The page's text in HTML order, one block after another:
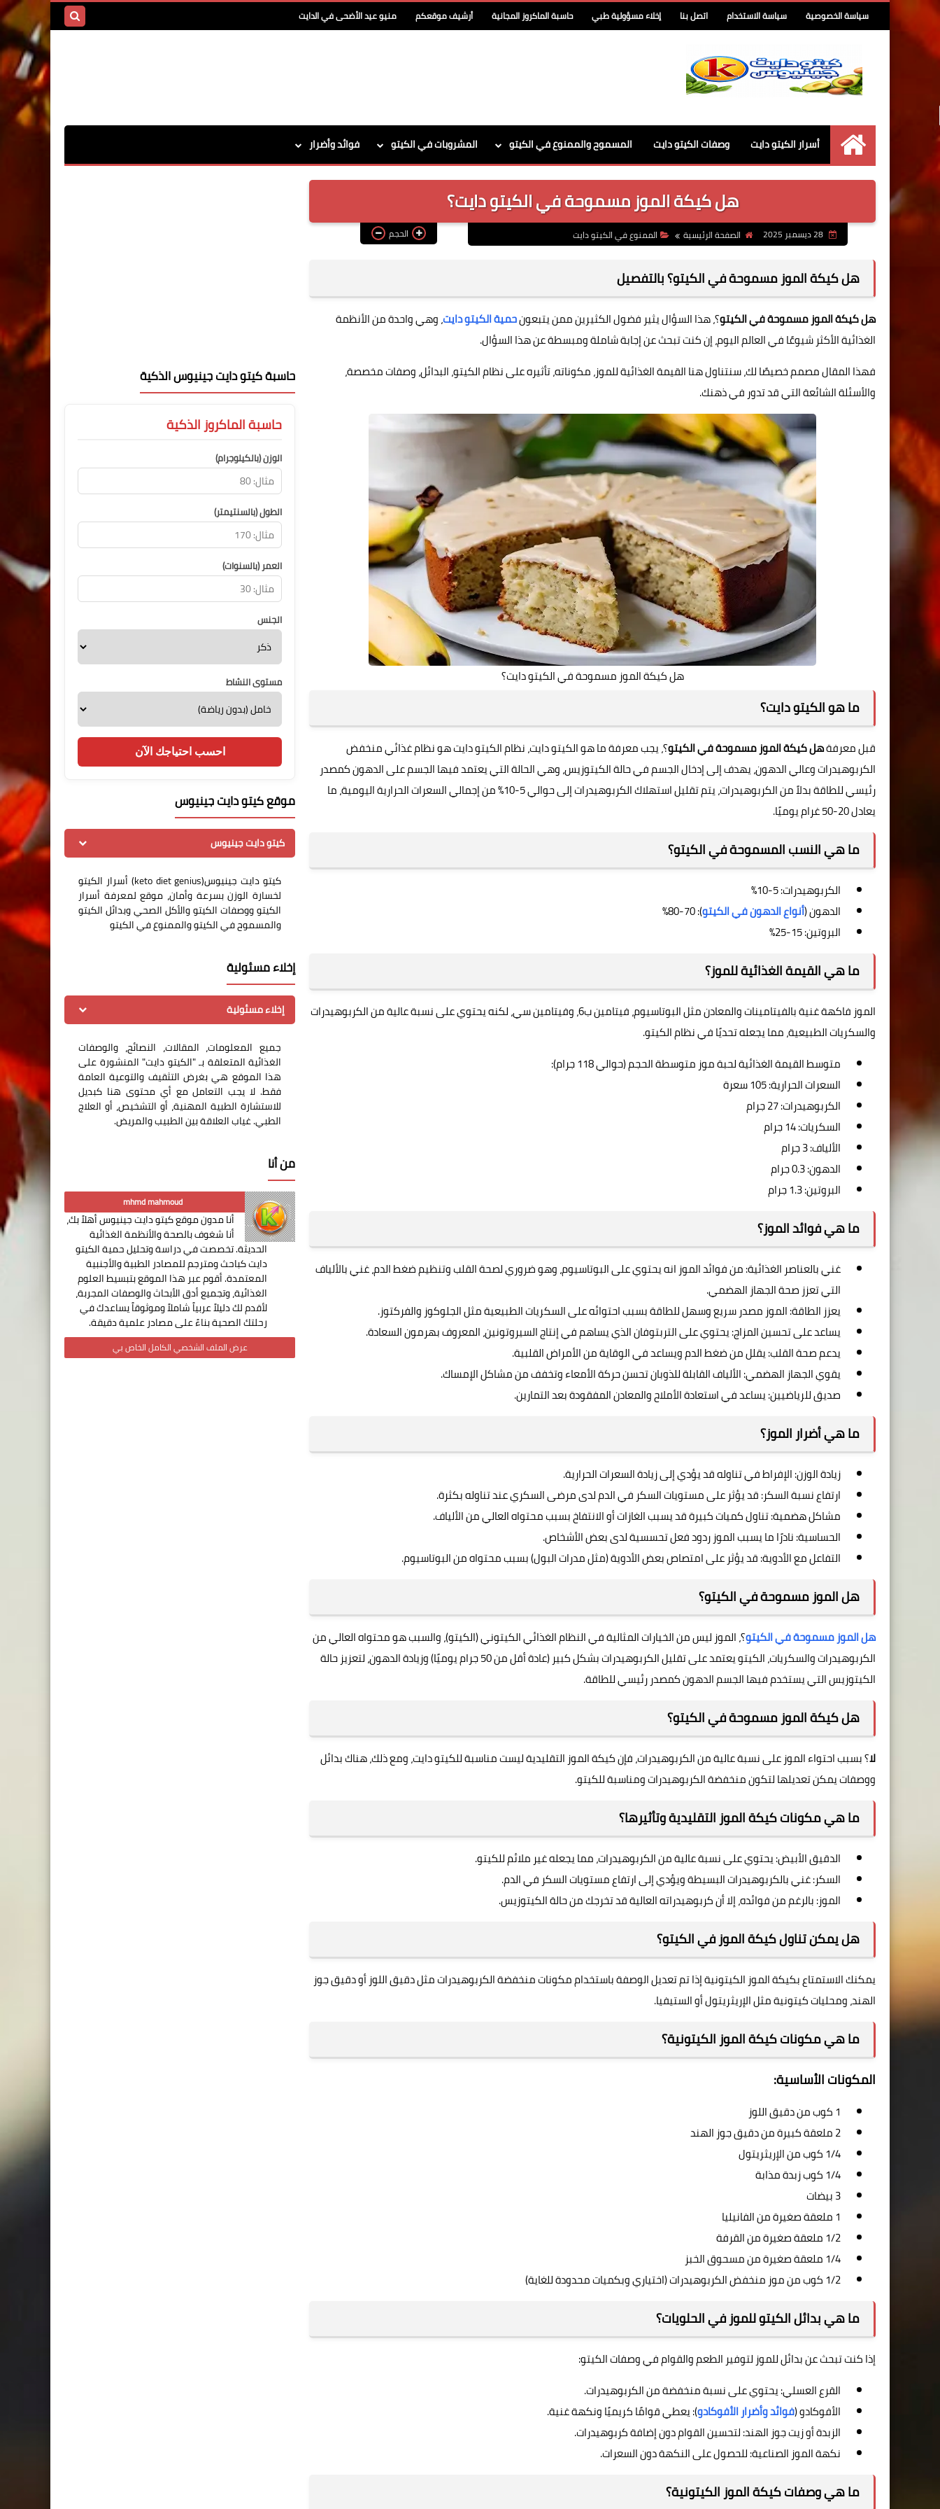
سياسة الخصوصية سياسة الاستخدام اتصل بنا إخلاء مسؤولية طبي حاسبة الماكروز المجانية أرشيف موقعكم منيو عيد الأضحى في الدايت
بحث هذه
الإلكترونية
كيتو جينيوس
أسرار الكيتو دايت وصفات الكيتو دايت المسموح والممنوع في الكيتو المشروبات في الكيتو فوائد وأضرار
هل كيكة الموز مسموحة في الكيتو دايت؟
28 ديسمبر 2025 الصفحة الرئيسية الممنوع في الكيتو دايت الحجم
هل كيكة الموز مسموحة في الكيتو؟ بالتفصيل
هل كيكة الموز مسموحة في الكيتو؟، هذا السؤال يثير فضول الكثيرين ممن يتبعونحمية الكيتو دايت، وهي واحدة من الأنظمة
الغذائية الأكثر شيوعًا في العالم اليوم، إن كنت تبحث عن إجابة شاملة ومبسطة عن هذا السؤال.
فهذا المقال مصمم خصيصًا لك، سنتناول هنا القيمة الغذائية للموز، مكوناته، تأثيره على نظام الكيتو، البدائل، وصفات مخصصة،
والأسئلة الشائعة التي قد تدور في ذهنك.
هل كيكة الموز مسموحة في الكيتو دايت؟
ما هو الكيتو دايت؟
قبل معرفةهل كيكة الموز مسموحة في الكيتو؟، يجب معرفة ما هو الكيتو دايت، نظام الكيتو دايت هو نظام غذائي منخفض
الكربوهيدرات وعالي الدهون، يهدف إلى إدخال الجسم في حالة الكيتوزيس، وهي الحالة التي يعتمد فيها الجسم على الدهون كمصدر
رئيسي للطاقة بدلاً من الكربوهيدرات، يتم تقليل استهلاك الكربوهيدرات إلى حوالي 5-10% من إجمالي السعرات الحرارية اليومية، ما
يعادل 20-50 غرام يوميًا.
ما هي النسب المسموحة في الكيتو؟
الكربوهيدرات: 5-10%
الدهون (أنواع الدهون في الكيتو): 70-80%
البروتين: 15-25%
ما هي القيمة الغذائية للموز؟
الموز فاكهة غنية بالفيتامينات والمعادن مثل البوتاسيوم، فيتامين ب6، وفيتامين سي، لكنه يحتوي على نسبة عالية من الكربوهيدرات
والسكريات الطبيعية، مما يجعله تحديًا في نظام الكيتو.
متوسط القيمة الغذائية لحبة موز متوسطة الحجم (حوالي 118 جرام):
السعرات الحرارية: 105 سعرة
الكربوهيدرات: 27 جرام
السكريات: 14 جرام
الألياف: 3 جرام
الدهون: 0.3 جرام
البروتين: 1.3 جرام
ما هي فوائد الموز؟
غني بالعناصر الغذائية: من فوائد الموز انه يحتوي على البوتاسيوم، وهو ضروري لصحة القلب وتنظيم ضغط الدم، غني بالألياف
التي تعزز صحة الجهاز الهضمي.
يعزز الطاقة: الموز مصدر سريع وسهل للطاقة بسبب احتوائه على السكريات الطبيعية مثل الجلوكوز والفركتوز.
يساعد على تحسين المزاج: يحتوي على التربتوفان الذي يساهم في إنتاج السيروتونين، المعروف بهرمون السعادة.
يدعم صحة القلب: يقلل من ضغط الدم ويساعد في الوقاية من الأمراض القلبية.
يقوي الجهاز الهضمي: الألياف القابلة للذوبان تحسن حركة الأمعاء وتخفف من مشاكل الإمساك.
صديق للرياضيين: يساعد في استعادة الأملاح والمعادن المفقودة بعد التمارين.
ما هي أضرار الموز؟
زيادة الوزن: الإفراط في تناوله قد يؤدي إلى زيادة السعرات الحرارية.
ارتفاع نسبة السكر: قد يؤثر على مستويات السكر في الدم لدى مرضى السكري عند تناوله بكثرة.
مشاكل هضمية: تناول كميات كبيرة قد يسبب الغازات أو الانتفاخ بسبب محتواه العالي من الألياف.
الحساسية: نادرًا ما يسبب الموز ردود فعل تحسسية لدى بعض الأشخاص.
التفاعل مع الأدوية: قد يؤثر على امتصاص بعض الأدوية (مثل مدرات البول) بسبب محتواه من البوتاسيوم.
هل الموز مسموحة في الكيتو؟
هل الموز مسموحة في الكيتو؟، الموز ليس من الخيارات المثالية في النظام الغذائي الكيتوني (الكيتو)، والسبب هو محتواه العالي من
الكربوهيدرات والسكريات، الكيتو يعتمد على تقليل الكربوهيدرات بشكل كبير (عادة أقل من 50 جرام يوميًا) وزيادة الدهون، لتعزيز حالة
الكيتوزيس التي يستخدم فيها الجسم الدهون كمصدر رئيسي للطاقة.
هل كيكة الموز مسموحة في الكيتو؟
لا؟ بسبب احتواء الموز على نسبة عالية من الكربوهيدرات، فإن كيكة الموز التقليدية ليست مناسبة للكيتو دايت، ومع ذلك، هناك بدائل
ووصفات يمكن تعديلها لتكون منخفضة الكربوهيدرات ومناسبة للكيتو.
ما هي مكونات كيكة الموز التقليدية وتأثيرها؟
الدقيق الأبيض: يحتوي على نسبة عالية من الكربوهيدرات، مما يجعله غير ملائم للكيتو.
السكر: غني بالكربوهيدرات البسيطة ويؤدي إلى ارتفاع مستويات السكر في الدم.
الموز: بالرغم من فوائده، إلا أن كربوهيدراته العالية قد تخرجك من حالة الكيتوزيس.
هل يمكن تناول كيكة الموز في الكيتو؟
يمكنك الاستمتاع بكيكة الموز الكيتونية إذا تم تعديل الوصفة باستخدام مكونات منخفضة الكربوهيدرات مثل دقيق اللوز أو دقيق جوز
الهند، ومحليات كيتونية مثل الإريثريتول أو الستيفيا.
ما هي مكونات كيكة الموز الكيتونية؟
المكونات الأساسية:
1 كوب من دقيق اللوز
2 ملعقة كبيرة من دقيق جوز الهند
1/4 كوب من الإريثريتول
1/4 كوب زبدة مذابة
3 بيضات
1 ملعقة صغيرة من الفانيليا
1/2 ملعقة صغيرة من القرفة
1/4 ملعقة صغيرة من مسحوق الخبز
1/2 كوب من موز منخفض الكربوهيدرات (اختياري وبكميات محدودة للغاية)
ما هي بدائل الكيتو للموز في الحلويات؟
إذا كنت تبحث عن بدائل للموز لتوفير الطعم والقوام في وصفات الكيتو:
القرع العسلي: يحتوي على نسبة منخفضة من الكربوهيدرات.
الأفوكادو (فوائد وأضرار الأفوكادو): يعطي قوامًا كريميًا ونكهة غنية.
الزبدة أو زيت جوز الهند: لتحسين القوام دون إضافة كربوهيدرات.
نكهة الموز الصناعية: للحصول على النكهة دون السعرات.
ما هي وصفات كيكة الموز الكيتونية؟
حاسبة كيتو دايت جينيوس الذكية
حاسبة الماكروز الذكية
الوزن (بالكيلوجرام)
الطول (بالسنتيمتر)
العمر (بالسنوات)
الجنس
مستوى النشاط
احسب احتياجك الآن
موقع كيتو دايت جينيوس
كيتو دايت جينيوس
كيتو دايت جينيوس(keto diet genius) أسرار الكيتو
لخسارة الوزن بسرعة وأمان، موقع لمعرفة أسرار
الكيتو ووصفات الكيتو والأكل الصحي وبدائل الكيتو
والمسموح في الكيتو والممنوع في الكيتو
إخلاء مسئولية
إخلاء مسئولية
جميع المعلومات، المقالات، النصائح، والوصفات
الغذائية المتعلقة بـ "الكيتو دايت" المنشورة على
هذا الموقع هي بغرض التثقيف والتوعية العامة
فقط. لا يجب التعامل مع أي محتوى هنا كبديل
للاستشارة الطبية المهنية، أو التشخيص، أو العلاج
الطبي. غياب العلاقة بين الطبيب والمريض.
من أنا
mhmd mahmoud
أنا مدون موقع كيتو دايت جينيوس أهلاً بك،
أنا شغوف بالصحة والأنظمة الغذائية
الحديثة. تخصصت في دراسة وتحليل حمية الكيتو
دايت كباحث ومترجم للمصادر الطبية والأجنبية
المعتمدة. أقوم عبر هذا الموقع بتبسيط العلوم
الغذائية، وتجميع أدق الأبحاث والوصفات المجربة،
لأقدم لك دليلاً عربياً شاملاً وموثوقاً يساعدك في
رحلتك الصحية بناءً على مصادر علمية دقيقة.
عرض الملف الشخصي الكامل الخاص بي